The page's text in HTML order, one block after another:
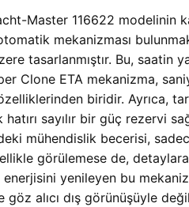
Master 116622 modelinin
mekanizması
tasarlanmıştır. Bu, saatin
Clone ETA mekanizma,
biridir. Ayrıca,
sayılır bir güç rezervi
mühendislik becerisi,
görülemese de,
yenileyen bu
göz alıcı dış görünüşüyle